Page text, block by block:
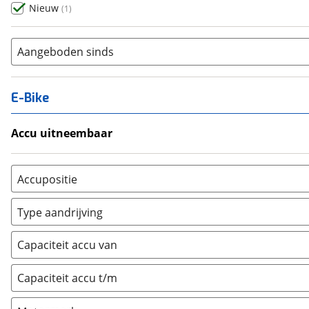
Nieuw (1)
Aangeboden sinds
E-Bike
Accu uitneembaar
Nee, vast (0)
Accupositie
Bagagedrager (0)
Frame (0 )
Vloer (0
Achterbank (0)
Kofferbak (0)
Overig (0)
Type aandrijving
Achterwiel (0)
Trapas
Voorwiel
Capaciteit accu van
Capaciteit accu t/m